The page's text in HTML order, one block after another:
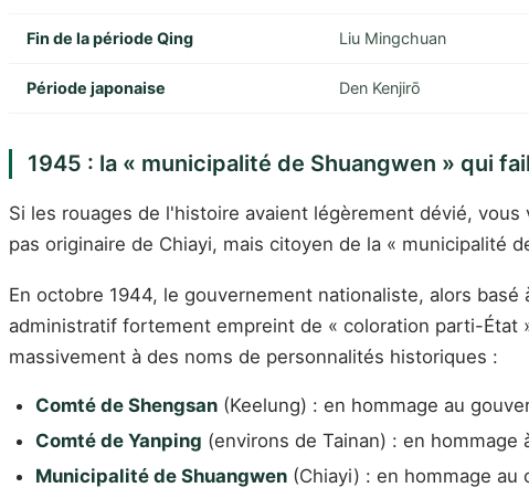
Fin de la période Qing Liu Mingchuan
Période japonaise Den Kenjirō
1945 : la « municipalité de Shuangwen » qui
Si les rouages de l'histoire avaient légèrement dévié,
pas originaire de Chiayi, mais citoyen de la « municipalité
En octobre 1944, le gouvernement nationaliste, alors basé
administratif fortement empreint de « coloration parti-État
massivement à des noms de personnalités historiques :
Comté de Shengsan (Keelung) : en hommage au
Comté de Yanping (environs de Tainan) : en hommage
Municipalité de Shuangwen (Chiayi) : en hommage